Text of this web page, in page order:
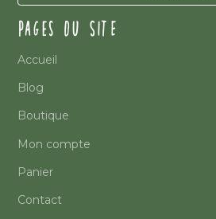
PAGES DU SITE
Accueil
Blog
Boutique
Mon compte
Panier
Contact